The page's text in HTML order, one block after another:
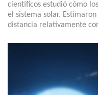
científicos estudió cómo
el sistema solar.
distancia relativamente